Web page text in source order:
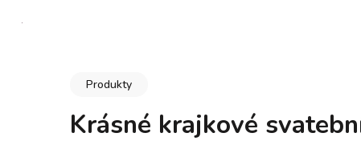
Produkty
Krásné krajkové